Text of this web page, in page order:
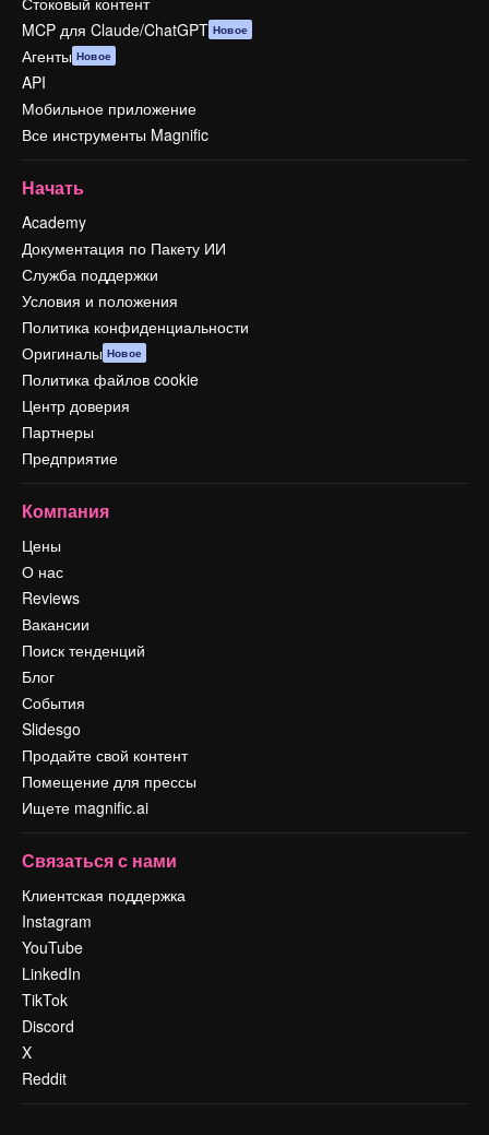
MCP для Claude/ChatGPT Новое
Агенты Новое
API
Мобильное приложение
Все инструменты Magnific
Начать
Academy
Документация по Пакету ИИ
Служба поддержки
Условия и положения
Политика конфиденциальности
Оригиналы Новое
Политика файлов cookie
Центр доверия
Партнеры
Предприятие
Компания
Цены
О нас
Reviews
Вакансии
Поиск тенденций
Блог
События
Slidesgo
Продайте свой контент
Помещение для прессы
Ищете magnific.ai
Связаться с нами
Клиентская поддержка
Instagram
YouTube
LinkedIn
TikTok
Discord
X
Reddit